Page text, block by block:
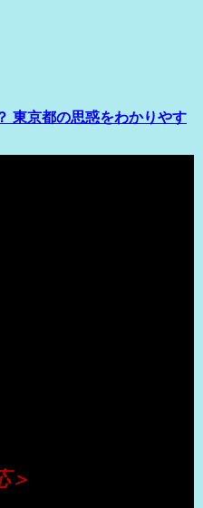
東京都の思惑をわかりやす
＞